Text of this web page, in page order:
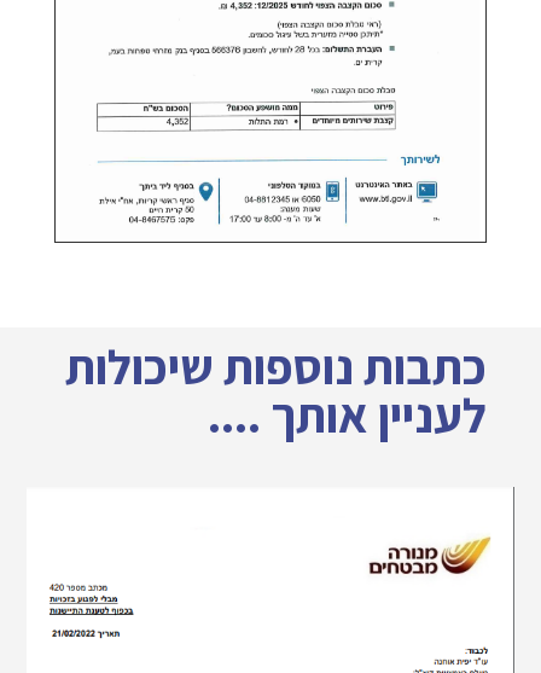
כתבות נוספות שיכולות
לעניין אותך ....